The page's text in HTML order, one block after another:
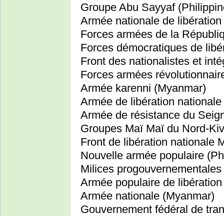
Groupe Abu Sayyaf
Armée nationale de
Forces armées de la
Forces démocratiques de
Front des nationalistes et
Forces armées
Armée karenni (Myanmar)
Armée de libération
Armée de résistance du
Groupes Maï Maï du Nord-
Front de libération nationale
Nouvelle armée populaire
Milices
Armée populaire de
Armée nationale (Myanmar)
Gouvernement fédéral de